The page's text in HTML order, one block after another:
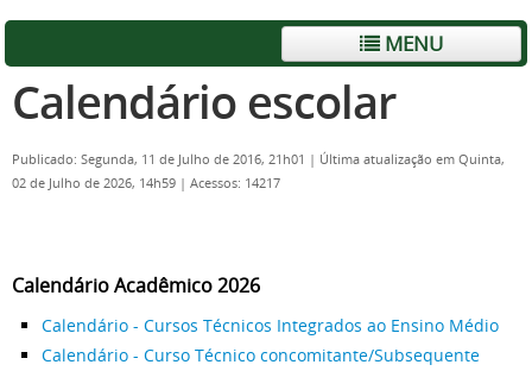
MENU
Calendário escolar
Publicado: Segunda, 11 de Julho de 2016, 21h01 | Última atualização em Quinta,
02 de Julho de 2026, 14h59 | Acessos: 14217
Calendário Acadêmico 2026
Calendário - Cursos Técnicos Integrados ao Ensino Médio
Calendário - Curso Técnico concomitante/Subsequente